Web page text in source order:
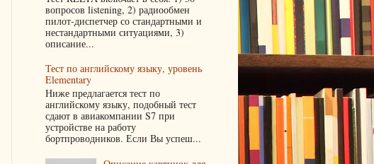
вопросов listening, 2) радиообмен
пилот-диспетчер со стандартными и
нестандартными ситуациями, 3)
описание...
Тест по английскому языку, уровень
Elementary
Ниже предлагается тест по
английскому языку, подобный тест
сдают в авиакомпании S7 при
устройстве на работу
бортпроводников. Если Вы успеш...